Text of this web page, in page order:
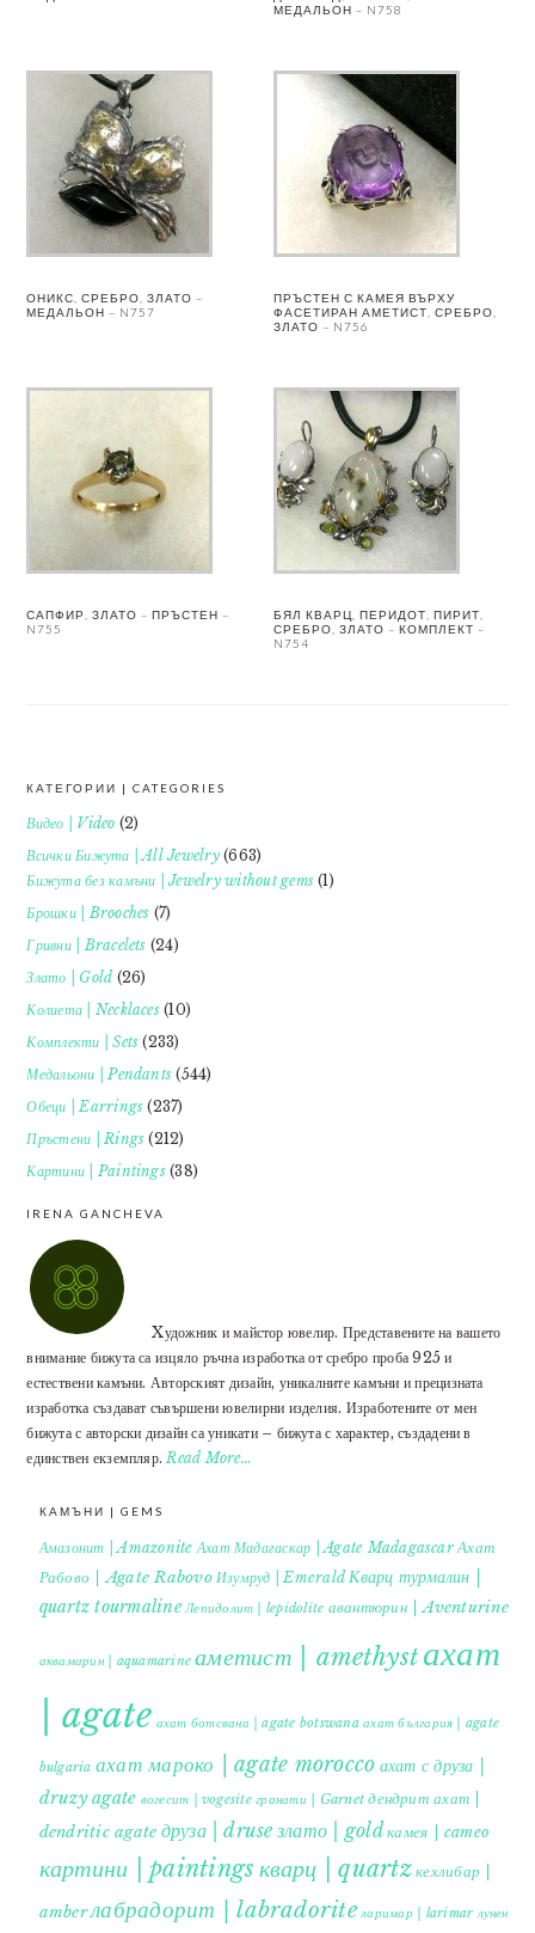
МЕДАЛЬОН – N758
ОНИКС, СРЕБРО, ЗЛАТО –
МЕДАЛЬОН – N757
ПРЪСТЕН С КАМЕЯ ВЪРХУ
ФАСЕТИРАН АМЕТИСТ, СРЕБРО,
ЗЛАТО – N756
САПФИР, ЗЛАТО – ПРЪСТЕН –
N755
БЯЛ КВАРЦ, ПЕРИДОТ, ПИРИТ,
СРЕБРО, ЗЛАТО – КОМПЛЕКТ –
N754
FOOTER
КАТЕГОРИИ | CATEGORIES
Видео | Video (2)
Всички Бижута | All Jewelry(663)
Бижута без камъни | Jewelry without gems (1)
Брошки | Brooches (7)
Гривни | Bracelets (24)
Злато | Gold (26)
Колиета | Necklaces(10)
Комплекти | Sets (233)
Медальони | Pendants (544)
Обеци | Earrings (237)
Пръстени | Rings (212)
Картини | Paintings(38)
IRENA GANCHEVA
Xудожник и майстор ювелир. Представените на вашето
внимание бижута са изцяло ръчна изработка от сребро проба 925 и
естествени камъни. Авторският дизайн, уникалните камъни и прецизната
изработка създават съвършени ювелирни изделия. Изработените от мен
бижута с авторски дизайн са уникати – бижута с характер, създадени в
единствен екземпляр. Read More…
КАМЪНИ | GEMS
Амазонит | Amazonite Ахат Мадагаскар | Agate Madagascar Ахат
Рабово | Agate Rabovo Изумруд | Emerald Кварц турмалин |
quartz tourmaline Лепидолит | lepidolite авантюрин | Aventurine
аквамарин | aquamarine аметист | amethystахат
| agate ахат ботсвана | agate botswana ахат българия | agate
bulgaria ахат мароко | agate morocco ахат с друза |
druzy agate вогесит | vogesite гранати | Garnet дендрит ахат |
dendritic agate друза | druse злато | gold камея | cameo
картини | paintings кварц | quartzкехлибар |
amberлабрадорит | labradorite ларимар | larimar лунен